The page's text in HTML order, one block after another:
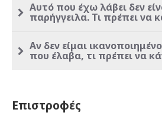
Αυτό που έχω λάβει δεν
παρήγγειλα. Τι πρέπει να
Αν δεν είμαι
που έλαβα, τι πρέπει να
Επιστροφές